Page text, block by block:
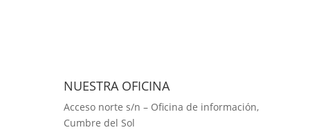
NUESTRA OFICINA
Acceso norte s/n – Oficina de información,
Cumbre del Sol